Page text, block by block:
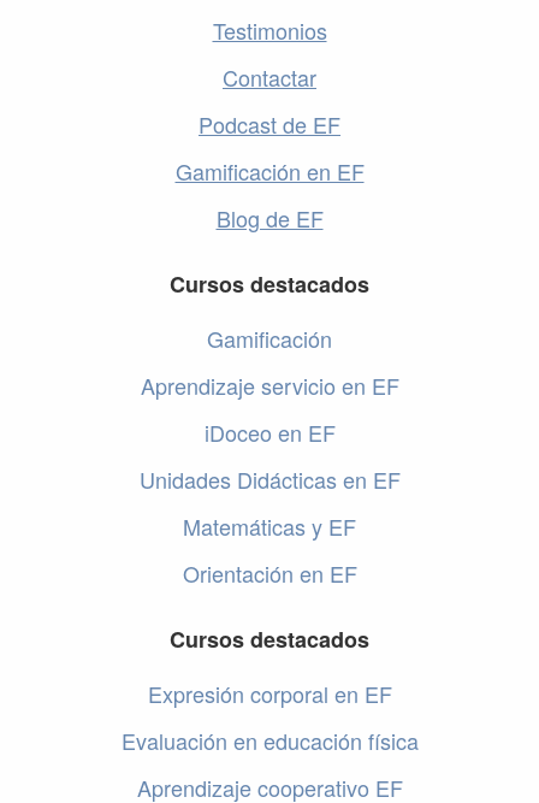
Testimonios
Contactar
Podcast de EF
Gamificación en EF
Blog de EF
Cursos destacados
Gamificación
Aprendizaje servicio en EF
iDoceo en EF
Unidades Didácticas en EF
Matemáticas y EF
Orientación en EF
Cursos destacados
Expresión corporal en EF
Evaluación en educación física
Aprendizaje cooperativo EF